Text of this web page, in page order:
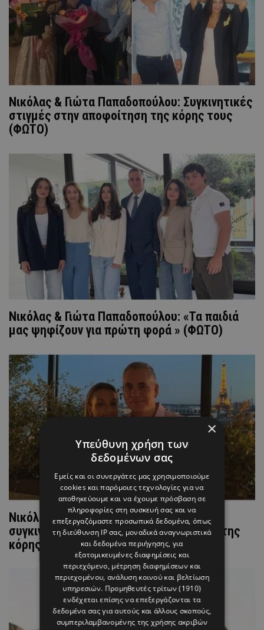
Νικόλας & Γιώτα Παπαδοπούλου: Συγκινητικές
στιγμές στην αποφοίτηση της κόρης τους
(ΦΩΤΟ)
Νικόλας & Γιώτα Παπαδοπούλου: «Τα παιδιά
μας ψηφίζουν για πρώτη φορά » (ΦΩΤΟ)
Νικόλας & Γιώτα Παπαδοπούλου: Οι
συγκινητικές ευχές για τα 19α γενέθλια της
κόρης τους (ΒΙΝΤΕΟ)
×
Υπεύθυνη χρήση των
δεδομένων σας
Εμείς και οι συνεργάτες μας χρησιμοποιούμε
cookies και παρόμοιες τεχνολογίες για να
αποθηκεύουμε και να έχουμε πρόσβαση σε
πληροφορίες στη συσκευή σας και να
επεξεργαζόμαστε προσωπικά δεδομένα, όπως
τη διεύθυνση IP σας, μοναδικά αναγνωριστικά
και δεδομένα περιήγησης, για
εξατομικευμένες διαφημίσεις και
περιεχόμενο, μέτρηση διαφημίσεων και
περιεχομένου, ανάλυση κοινού και βελτίωση
υπηρεσιών. Προμηθευτές τρίτων (1910)
ενδέχεται επίσης να επεξεργάζονται τα
δεδομένα σας για αυτούς και άλλους σκοπούς,
συμπεριλαμβανομένης της χρήσης ακριβών